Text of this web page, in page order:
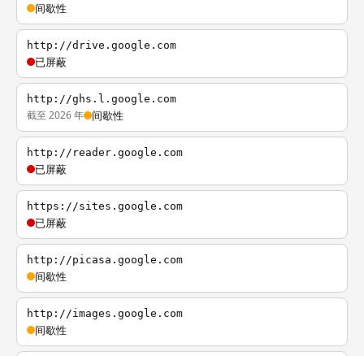
间歇性
http://drive.google.com
已屏蔽
http://ghs.l.google.com
截至 2026 年 间歇性
http://reader.google.com
已屏蔽
https://sites.google.com
已屏蔽
http://picasa.google.com
间歇性
http://images.google.com
间歇性